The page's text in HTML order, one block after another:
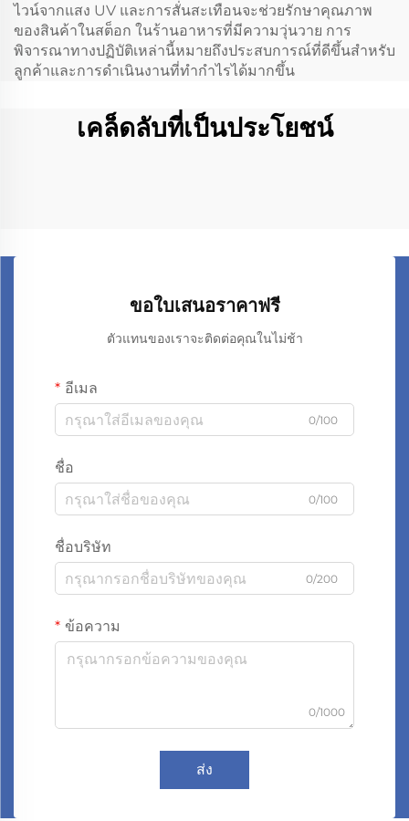
ไวน์จากแสง UV และการสั่นสะเทือนจะช่วยรักษาคุณภาพ
ของสินค้าในสต็อก ในร้านอาหารที่มีความวุ่นวาย การ
พิจารณาทางปฏิบัติเหล่านี้หมายถึงประสบการณ์ที่ดีขึ้นสำหรับ
ลูกค้าและการดำเนินงานที่ทำกำไรได้มากขึ้น
เคล็ดลับที่เป็นประโยชน์
ขอใบเสนอราคาฟรี
ตัวแทนของเราจะติดต่อคุณในไม่ช้า
อีเมล
0/100
ชื่อ
0/100
ชื่อบริษัท
0/200
ข้อความ
0/1000
ส่ง